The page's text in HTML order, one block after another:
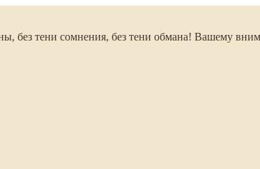
без тени сомнения, без тени обмана! Вашему